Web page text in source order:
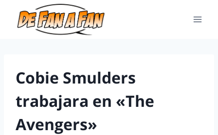
Cobie Smulders
trabajara en «The
Avengers»